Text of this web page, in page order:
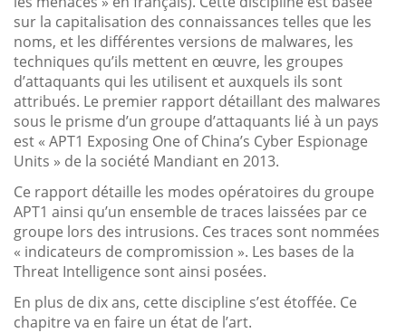
sur la capitalisation des connaissances telles que les
noms, et les différentes versions de malwares, les
techniques qu’ils mettent en œuvre, les groupes
d’attaquants qui les utilisent et auxquels ils sont
attribués. Le premier rapport détaillant des malwares
sous le prisme d’un groupe d’attaquants lié à un pays
est « APT1 Exposing One of China’s Cyber Espionage
Units » de la société Mandiant en 2013.
Ce rapport détaille les modes opératoires du groupe
APT1 ainsi qu’un ensemble de traces laissées par ce
groupe lors des intrusions. Ces traces sont nommées
« indicateurs de compromission ». Les bases de la
Threat Intelligence sont ainsi posées.
En plus de dix ans, cette discipline s’est étoffée. Ce
chapitre va en faire un état de l’art.